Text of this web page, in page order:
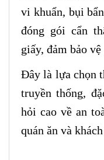
vi khuẩn, bụi
đóng gói cẩn
giấy, đảm bảo
Đây là lựa chọn
truyền thống,
hỏi cao về an
quán ăn và